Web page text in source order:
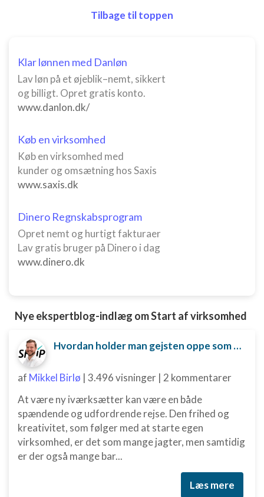
Tilbage til toppen
Klar lønnen med Danløn
Lav løn på et øjeblik–nemt, sikkert
og billigt. Opret gratis konto.
www.danlon.dk/
Køb en virksomhed
Køb en virksomhed med
kunder og omsætning hos Saxis
www.saxis.dk
Dinero Regnskabsprogram
Opret nemt og hurtigt fakturaer
Lav gratis bruger på Dinero i dag
www.dinero.dk
Nye ekspertblog-indlæg om Start af virksomhed
Hvordan holder man gejsten oppe som ny iværksætter?
af Mikkel Birlø | 3.496 visninger | 2 kommentarer
At være ny iværksætter kan være en både
spændende og udfordrende rejse. Den frihed og
kreativitet, som følger med at starte egen
virksomhed, er det som mange jagter, men samtidig
er der også mange bar...
Læs mere